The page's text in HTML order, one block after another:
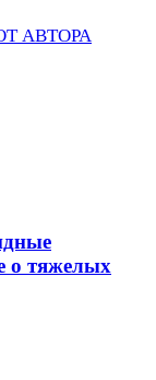
АВТОРА
о тяжелых